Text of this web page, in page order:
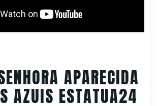
APARECIDA
AZUIS ESTATUA24